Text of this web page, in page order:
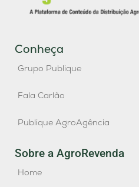
Conheça
Grupo Publique
Fala Carlão
Publique AgroAgência
Sobre a AgroRevenda
Home